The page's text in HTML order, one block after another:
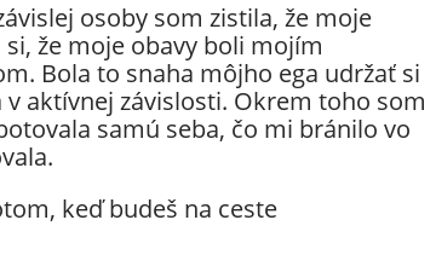
osoby som zistila, že moje
že moje obavy boli mojím
Bola to snaha môjho ega udržať si
aktívnej závislosti. Okrem toho som
samú seba, čo mi bránilo vo
keď budeš na ceste